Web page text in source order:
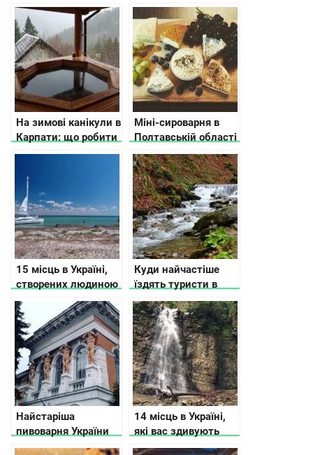
На зимові канікули в
Карпати: що робити
Міні-сироварня в
Полтавській області
з авторськими та
еко-продуктами
15 місць в Україні,
створених людиною
та природою, які вам
точно сподобаються
Куди найчастіше
їздять туристи в
Україні
Найстаріша
пивоварня України
або Історія містечка
14 місць в Україні,
які вас здивують